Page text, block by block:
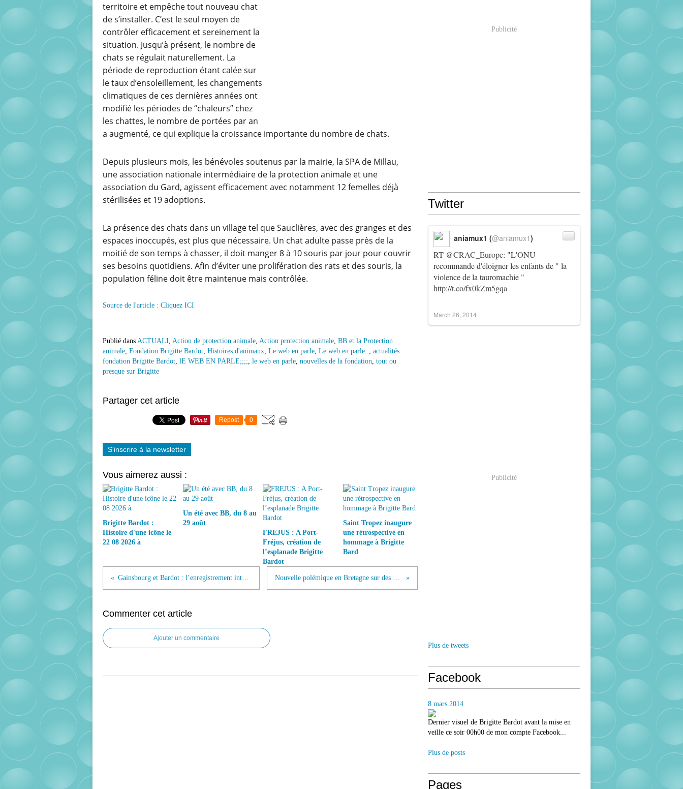
territoire et empêche tout nouveau chat
de s’installer. C’est le seul moyen de
contrôler efficacement et sereinement la
situation. Jusqu’à présent, le nombre de
chats se régulait naturellement. La
période de reproduction étant calée sur
le taux d’ensoleillement, les changements
climatiques de ces dernières années ont
modifié les périodes de “chaleurs” chez
les chattes, le nombre de portées par an
a augmenté, ce qui explique la croissance importante du nombre de chats.
Depuis plusieurs mois, les bénévoles soutenus par la mairie, la SPA de Millau,
une association nationale intermédiaire de la protection animale et une
association du Gard, agissent efficacement avec notamment 12 femelles déjà
stérilisées et 19 adoptions.
La présence des chats dans un village tel que Sauclières, avec des granges et des
espaces inoccupés, est plus que nécessaire. Un chat adulte passe près de la
moitié de son temps à chasser, il doit manger 8 à 10 souris par jour pour couvrir
ses besoins quotidiens. Afin d’éviter une prolifération des rats et des souris, la
population féline doit être maintenue mais contrôlée.
Source de l'article : Cliquez ICI
Publié dans ACTUALI, Action de protection animale, Action protection animale, BB et la Protection
animale, Fondation Brigitte Bardot, Histoires d'animaux, Le web en parle, Le web en parle.., actualités
fondation Brigitte Bardot, lE WEB EN PARLE;;;;, le web en parle, nouvelles de la fondation, tout ou
presque sur Brigitte
Partager cet article
Repost 0
S'inscrire à la newsletter
Vous aimerez aussi :
Brigitte Bardot :
Histoire d'une icône le
22 08 2026 à
Un été avec BB, du 8 au
29 août
FREJUS : A Port-
Fréjus, création de
l’esplanade Brigitte
Bardot
Saint Tropez inaugure
une rétrospective en
hommage à Brigitte
Bard
Gainsbourg et Bardot : l’enregistrement interdit refait surface Nouvelle polémique en Bretagne sur des élevages de veaux
Commenter cet article
Ajouter un commentaire
Publicité
Twitter
RT @CRAC_Europe: "L'ONU
recommande d'éloigner les enfants de " la
violence de la tauromachie "
http://t.co/fx0kZm5gqa
aniamux1 (@aniamux1)
March 26, 2014
Publicité
Plus de tweets
Facebook
8 mars 2014
Dernier visuel de Brigitte Bardot avant la mise en
veille ce soir 00h00 de mon compte Facebook...
Plus de posts
Pages